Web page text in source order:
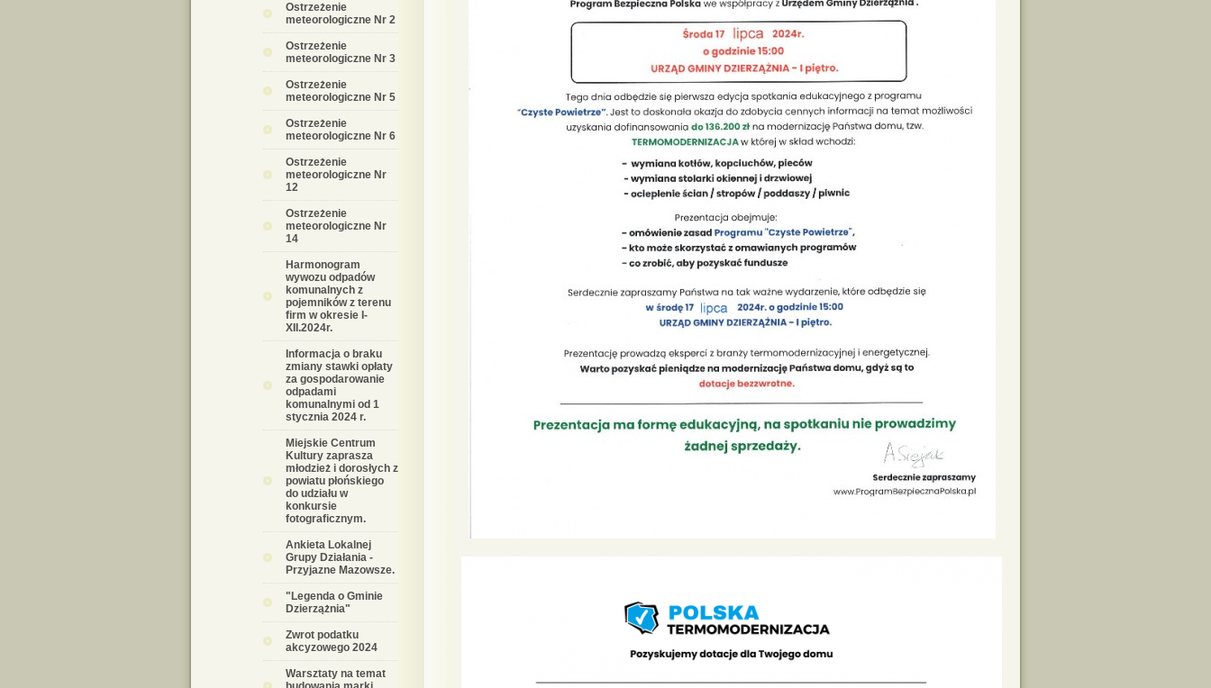
Ostrzeżenie
meteorologiczne Nr 2
Ostrzeżenie
meteorologiczne Nr 3
Ostrzeżenie
meteorologiczne Nr 5
Ostrzeżenie
meteorologiczne Nr 6
Ostrzeżenie
meteorologiczne Nr
12
Ostrzeżenie
meteorologiczne Nr
14
Harmonogram
wywozu odpadów
komunalnych z
pojemników z terenu
firm w okresie I-
XII.2024r.
Informacja o braku
zmiany stawki opłaty
za gospodarowanie
odpadami
komunalnymi od 1
stycznia 2024 r.
Miejskie Centrum
Kultury zaprasza
młodzież i dorosłych z
powiatu płońskiego
do udziału w
konkursie
fotograficznym.
Ankieta Lokalnej
Grupy Działania -
Przyjazne Mazowsze.
"Legenda o Gminie
Dzierzążnia"
Zwrot podatku
akcyzowego 2024
Warsztaty na temat